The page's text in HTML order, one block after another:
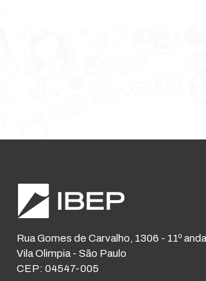
Rua Gomes de Carvalho, 1306 - 11º
Vila Olimpia - São Paulo
CEP: 04547-005